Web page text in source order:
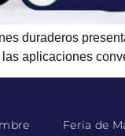
duraderos
aplicaciones
Feria de